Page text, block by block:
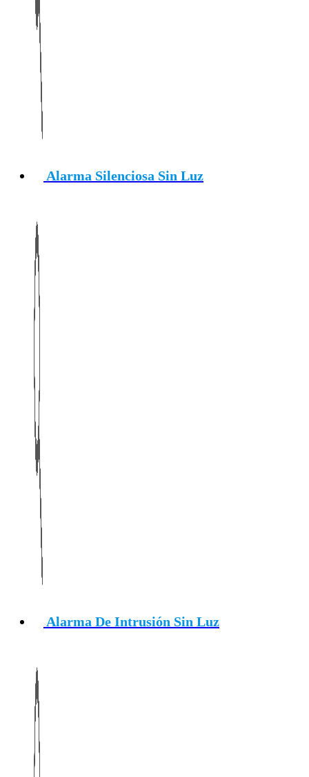
Alarma Silenciosa Sin Luz
Alarma De Intrusión Sin Luz